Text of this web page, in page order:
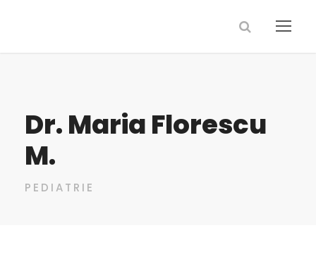
Dr. Maria Florescu
M.
PEDIATRIE